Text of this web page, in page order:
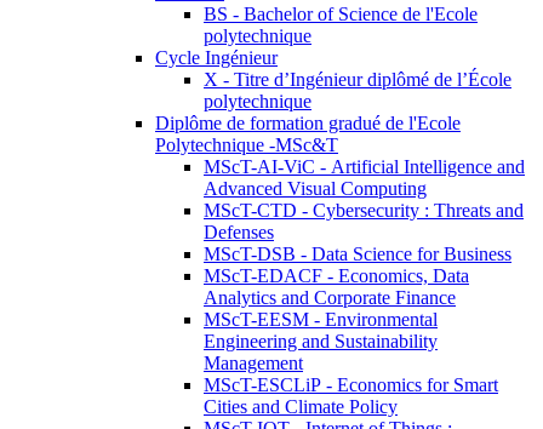
BS - Bachelor of Science de l'Ecole
polytechnique
Cycle Ingénieur
X - Titre d’Ingénieur diplômé de l’École
polytechnique
Diplôme de formation gradué de l'Ecole
Polytechnique -MSc&T
MScT-AI-ViC - Artificial Intelligence and
Advanced Visual Computing
MScT-CTD - Cybersecurity : Threats and
Defenses
MScT-DSB - Data Science for Business
MScT-EDACF - Economics, Data
Analytics and Corporate Finance
MScT-EESM - Environmental
Engineering and Sustainability
Management
MScT-ESCLiP - Economics for Smart
Cities and Climate Policy